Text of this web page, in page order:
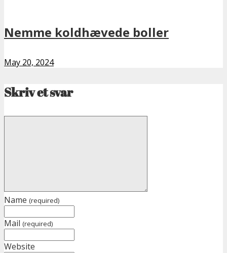
Nemme koldhævede boller
May 20, 2024
Skriv et svar
Name (required)
Mail (required)
Website